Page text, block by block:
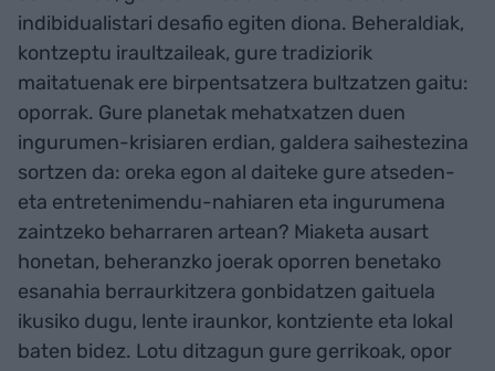
indibidualistari desafio egiten diona. Beheraldiak,
kontzeptu iraultzaileak, gure tradiziorik
maitatuenak ere birpentsatzera bultzatzen gaitu:
oporrak. Gure planetak mehatxatzen duen
ingurumen-krisiaren erdian, galdera saihestezina
sortzen da: oreka egon al daiteke gure atseden-
eta entretenimendu-nahiaren eta ingurumena
zaintzeko beharraren artean? Miaketa ausart
honetan, beheranzko joerak oporren benetako
esanahia berraurkitzera gonbidatzen gaituela
ikusiko dugu, lente iraunkor, kontziente eta lokal
baten bidez. Lotu ditzagun gure gerrikoak, opor